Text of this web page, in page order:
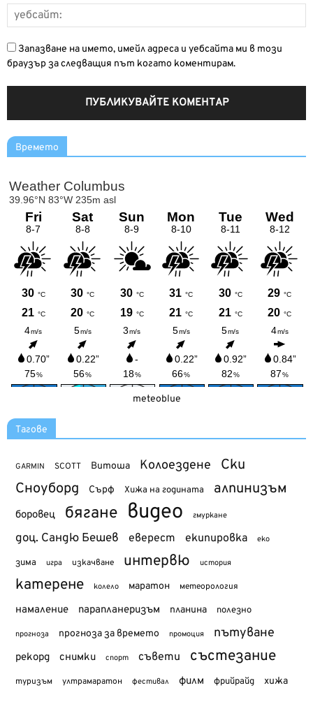
Запазване на името, имейл адреса и уебсайта ми в този
браузър за следващия път когато коментирам.
Времето
meteoblue
Тагове
GARMIN SCOTT Витоша Колоездене Ски
Сноуборд Сърф Хижа на годината алпинизъм
боровец бягане видео гмуркане
доц. Сандю Бешев еверест екипировка еко
зима игра изкачване интервю история
катерене колело маратон метеорология
намаление парапланеризъм планина полезно
прогноза прогноза за времето промоция пътуване
рекорд снимки спорт съвети състезание
туризъм ултрамаратон фестивал филм фрийрайд хижа